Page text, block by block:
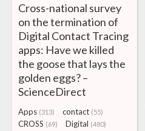
Cross-national survey
on the termination of
Digital Contact Tracing
apps: Have we killed
the goose that lays the
golden eggs? –
ScienceDirect
Apps (313) contact (55)
CROSS (69) Digital (480)